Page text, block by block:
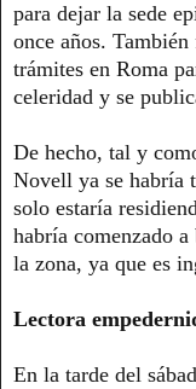
para dejar la sede
once años.
trámites en Roma
celeridad y se
De hecho, tal y
Novell ya se habría
solo estaría
habría comenzado
la zona, ya que es
Lectora
En la tarde del